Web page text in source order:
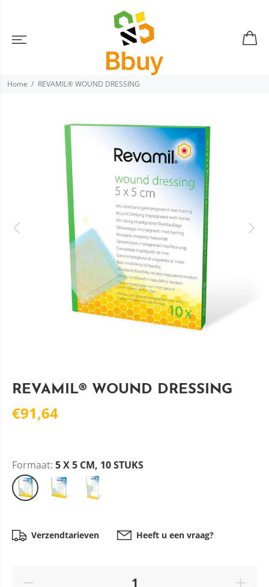
Home REVAMIL® WOUND DRESSING
REVAMIL® WOUND DRESSING
€91,64
Formaat: 5 X 5 CM, 10 STUKS
Verzendtarieven Heeft u een vraag?